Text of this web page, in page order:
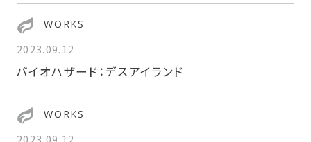
WORKS
2023.09.12
バイオハザード：デスアイランド
WORKS
2023.09.12